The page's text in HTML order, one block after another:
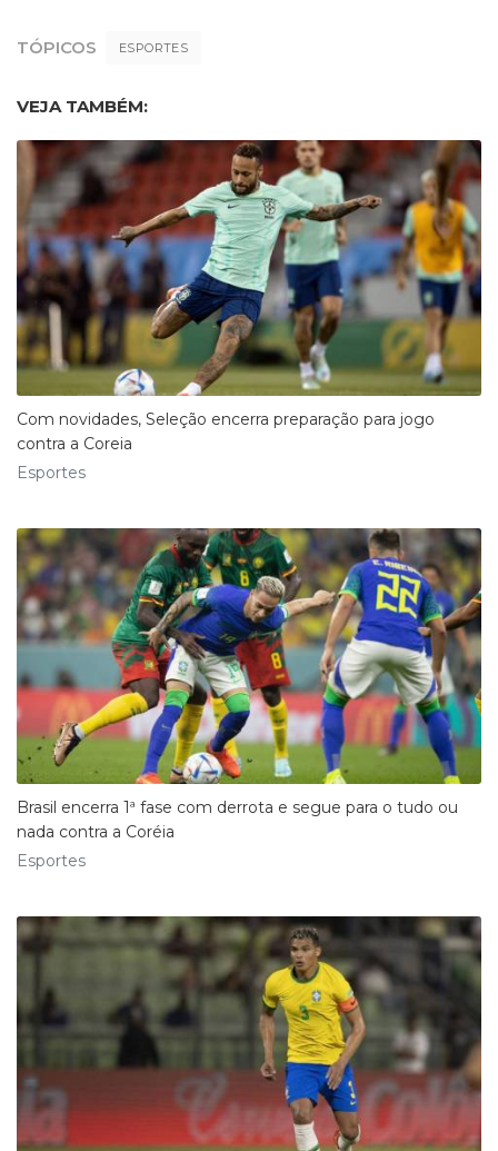
TÓPICOS ESPORTES
VEJA TAMBÉM:
​Com novidades, Seleção encerra preparação para jogo
contra a Coreia
Esportes
​Brasil encerra 1ª fase com derrota e segue para o tudo ou
nada contra a Coréia
Esportes